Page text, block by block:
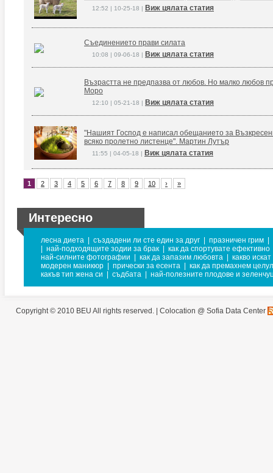
12:52 | 10-25-18 | Виж цялата статия
Съединението прави силата
10:08 | 09-06-18 | Виж цялата статия
Възрастта не предпазва от любов. Но малко любов
Моро
12:10 | 05-21-18 | Виж цялата статия
"Нашият Господ е написал обещанието за
всяко пролетно листенце". Мартин Лутър
11:55 | 04-05-18 | Виж цялата статия
1 2 3 4 5 6 7 8 9 10 › »
Интересно
лесна диета създадени ли сте един за друг празничен грим
най-подходящите зодии за брак
как да спортувате ефективно
най-силните фотографии
как да запазим любовта
какво
модерен маникюр
прически за есента
как да премахнем
какъв тип жена си
съдбата най-полезните плодове и
Copyright © 2010 BEU All rights reserved. | Colocation @ Sofia Data Center